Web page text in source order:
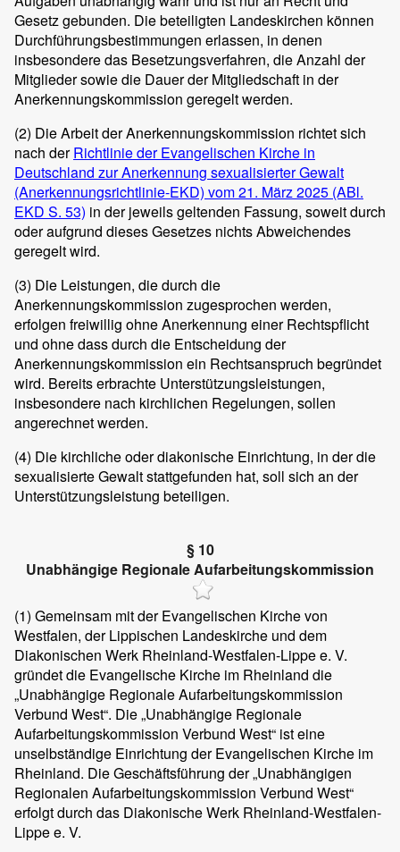
Gesetz gebunden. Die beteiligten Landeskirchen können
Durchführungsbestimmungen erlassen, in denen
insbesondere das Besetzungsverfahren, die Anzahl der
Mitglieder sowie die Dauer der Mitgliedschaft in der
Anerkennungskommission geregelt werden.
(2) Die Arbeit der Anerkennungskommission richtet sich
nach derRichtlinie der Evangelischen Kirche in
Deutschland zur Anerkennung sexualisierter Gewalt
(Anerkennungsrichtlinie-EKD) vom 21. März 2025 (ABl.
EKD S. 53) in der jeweils geltenden Fassung, soweit durch
oder aufgrund dieses Gesetzes nichts Abweichendes
geregelt wird.
(3) Die Leistungen, die durch die
Anerkennungskommission zugesprochen werden,
erfolgen freiwillig ohne Anerkennung einer Rechtspflicht
und ohne dass durch die Entscheidung der
Anerkennungskommission ein Rechtsanspruch begründet
wird. Bereits erbrachte Unterstützungsleistungen,
insbesondere nach kirchlichen Regelungen, sollen
angerechnet werden.
(4) Die kirchliche oder diakonische Einrichtung, in der die
sexualisierte Gewalt stattgefunden hat, soll sich an der
Unterstützungsleistung beteiligen.
§ 10
Unabhängige Regionale Aufarbeitungskommission
(1) Gemeinsam mit der Evangelischen Kirche von
Westfalen, der Lippischen Landeskirche und dem
Diakonischen Werk Rheinland-Westfalen-Lippe e. V.
gründet die Evangelische Kirche im Rheinland die
„Unabhängige Regionale Aufarbeitungskommission
Verbund West“. Die „Unabhängige Regionale
Aufarbeitungskommission Verbund West“ ist eine
unselbständige Einrichtung der Evangelischen Kirche im
Rheinland. Die Geschäftsführung der „Unabhängigen
Regionalen Aufarbeitungskommission Verbund West“
erfolgt durch das Diakonische Werk Rheinland-Westfalen-
Lippe e. V.